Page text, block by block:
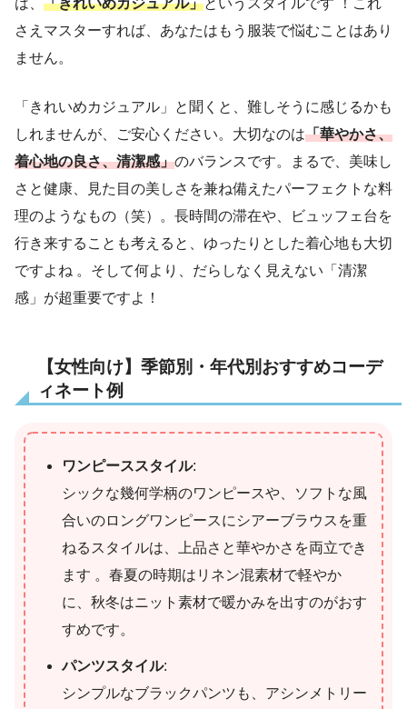
さえマスターすれば、あなたはもう服装で悩むことはあり
ません。
「きれいめカジュアル」と聞くと、難しそうに感じるかも
しれませんが、ご安心ください。大切なのは「華やかさ、
着心地の良さ、清潔感」のバランスです。まるで、美味し
さと健康、見た目の美しさを兼ね備えたパーフェクトな料
理のようなもの（笑）。長時間の滞在や、ビュッフェ台を
行き来することも考えると、ゆったりとした着心地も大切
ですよね 。そして何より、だらしなく見えない「清潔
感」が超重要ですよ！
【女性向け】季節別・年代別おすすめコーデ
ィネート例
ワンピーススタイル:
シックな幾何学柄のワンピースや、ソフトな風
合いのロングワンピースにシアーブラウスを重
ねるスタイルは、上品さと華やかさを両立でき
ます 。春夏の時期はリネン混素材で軽やか
に、秋冬はニット素材で暖かみを出すのがおす
すめです。
パンツスタイル:
シンプルなブラックパンツも、アシンメトリー